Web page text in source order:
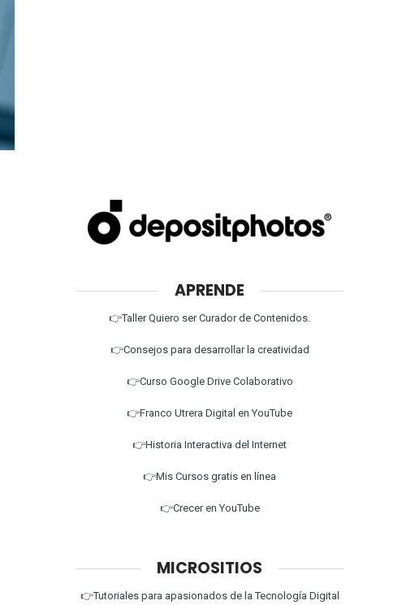
APRENDE
👉Taller Quiero ser Curador de Contenidos.
👉Consejos para desarrollar la creatividad
👉Curso Google Drive Colaborativo
👉Franco Utrera Digital en YouTube
👉Historia Interactiva del Internet
👉Mis Cursos gratis en línea
👉Crecer en YouTube
MICROSITIOS
👉Tutoriales para apasionados de la Tecnología Digital